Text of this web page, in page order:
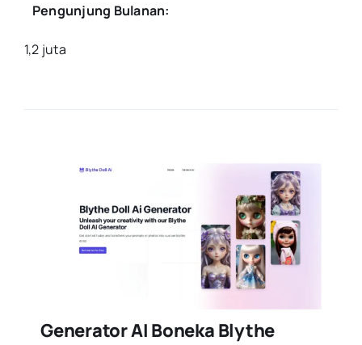
Pengunjung Bulanan:
1,2 juta
Generator AI Boneka Blythe